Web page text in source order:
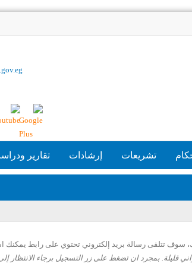
تشريعات إرشادات تقارير
سوف تتلقى رسالة بريد إلكتروني تحتوي على رابط
قليلة. بمجرد ان تضغط على زر التسجيل برجاء الانتظار